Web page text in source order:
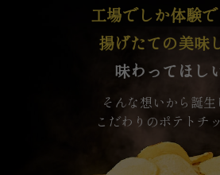
工場でしか体験
揚げたての美味
味わってほし
そんな想いから誕生
こだわりのポテトチ